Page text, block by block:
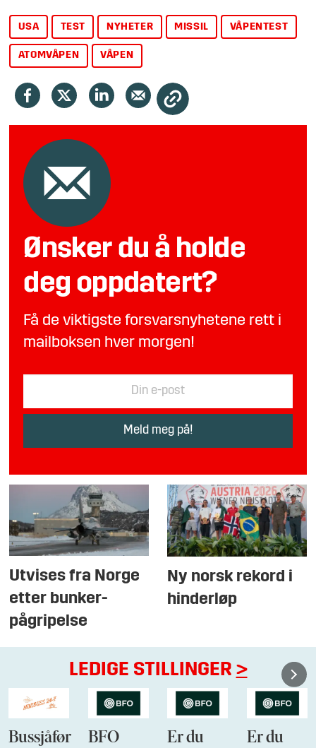
USA TEST NYHETER MISSIL VÅPENTEST
ATOMVÅPEN VÅPEN
Ønsker du å holde
deg oppdatert?
Få de viktigste forsvarsnyhetene rett i
mailboksen hver morgen!
Utvises fra Norge
etter bunker-
pågripelse
Ny norsk rekord i
hinderløp
LEDIGE STILLINGER >
Bussjåfør
BFO
Er du
Er du